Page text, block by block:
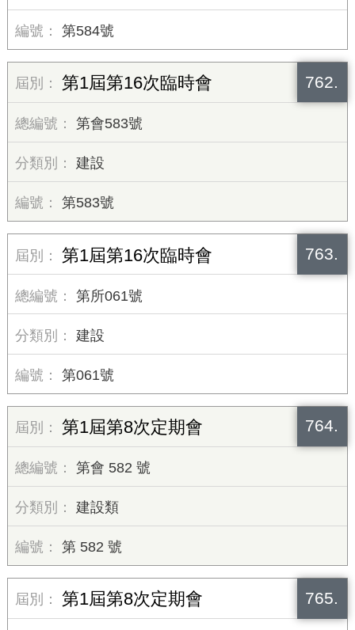
第584號
762.
第1屆第16次臨時會
第會583號
建設
第583號
763.
第1屆第16次臨時會
第所061號
建設
第061號
764.
第1屆第8次定期會
第會 582 號
建設類
第 582 號
765.
第1屆第8次定期會